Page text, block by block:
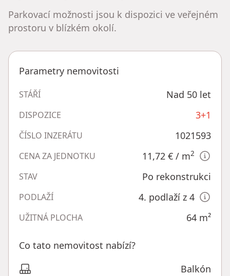
Parkovací možnosti jsou k dispozici ve veřejném
prostoru v blízkém okolí.
Parametry nemovitosti
STÁŘÍ Nad 50 let
DISPOZICE 3+1
ČÍSLO INZERÁTU 1021593
CENA ZA JEDNOTKU 11,72 € / m2
STAV Po rekonstrukci
PODLAŽÍ 4. podlaží z 4
UŽITNÁ PLOCHA 64 m²
Co tato nemovitost nabízí?
Balkón